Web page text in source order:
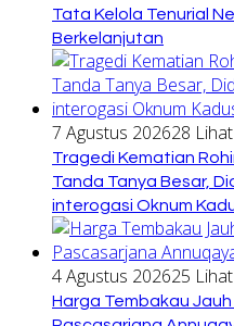
Tata Kelola Tenurial
Berkelanjutan
7 Agustus 202628 Lihat
Tragedi Kematian
Tanda Tanya Besar,
interogasi Oknum
4 Agustus 202625 Lihat
Harga Tembakau